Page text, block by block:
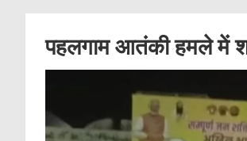
पहलगाम आतंकी हमले में